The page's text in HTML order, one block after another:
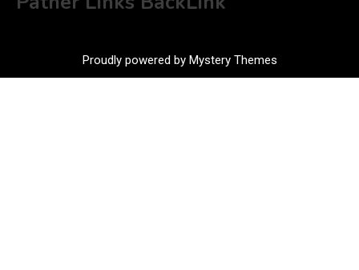
Proudly powered by Mystery Themes